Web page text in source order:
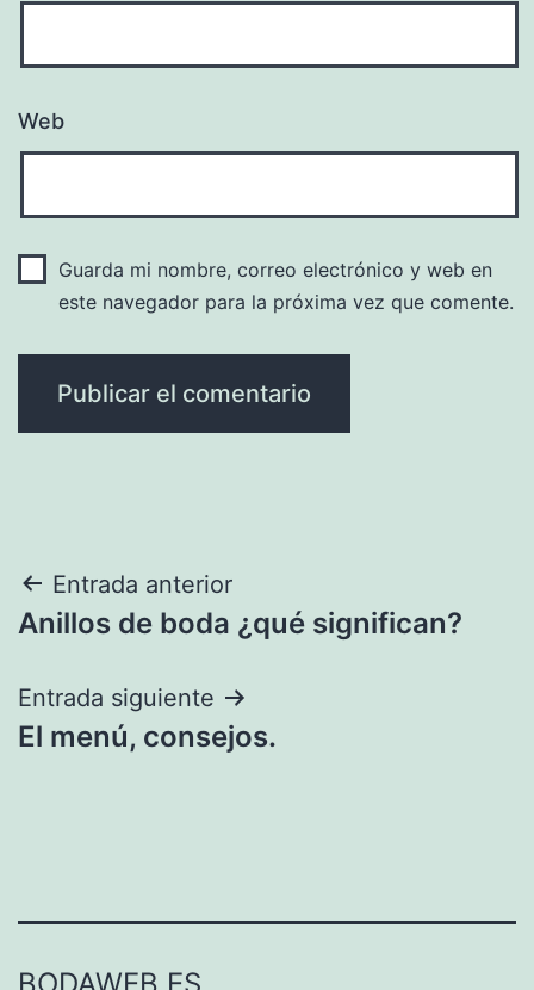
Web
Guarda mi nombre, correo electrónico y web en
este navegador para la próxima vez que comente.
Navegación
de
entradas
Entrada anterior
Anillos de boda ¿qué significan?
Entrada siguiente
El menú, consejos.